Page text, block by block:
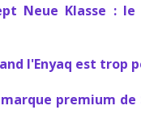
Neue Klasse :
l'Enyaq est trop
premium de